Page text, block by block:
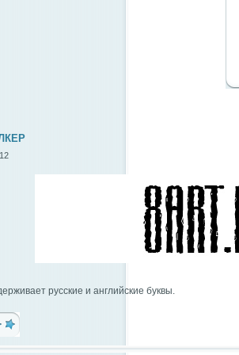
русские и английские буквы.